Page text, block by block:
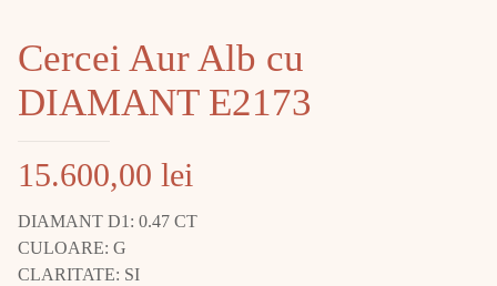
Cercei Aur Alb cu
DIAMANT E2173
15.600,00 lei
DIAMANT D1: 0.47 CT
CULOARE: G
CLARITATE: SI